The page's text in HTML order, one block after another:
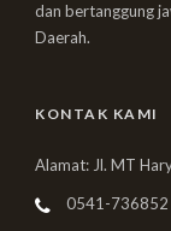
dan bertanggung
Daerah.
KONTAK KAMI
Alamat: Jl. MT
0541-736852